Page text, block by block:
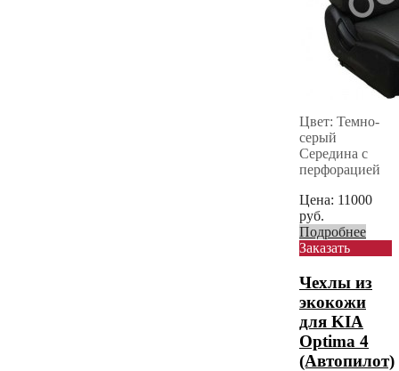
Цвет: Темно-
серый
Середина с
перфорацией
Цена: 11000
руб.
Подробнее
Заказать
Чехлы из
экокожи
для KIA
Optima 4
(Автопилот)